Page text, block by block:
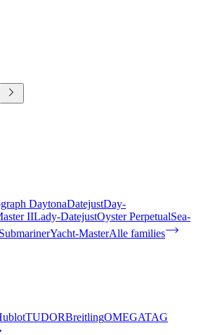
DaytonaDatejustDay-
IILady-DatejustOyster PerpetualSea-
Yacht-MasterAlle families
TUDORBreitlingOMEGATAG